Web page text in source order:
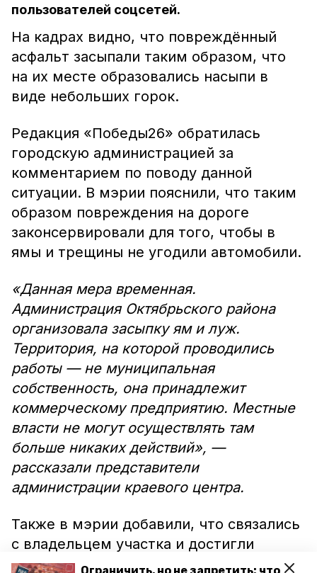
пользователей соцсетей.
На кадрах видно, что повреждённый
асфальт засыпали таким образом, что
на их месте образовались насыпи в
виде небольших горок.
Редакция «Победы26» обратилась
городскую администрацией за
комментарием по поводу данной
ситуации. В мэрии пояснили, что таким
образом повреждения на дороге
законсервировали для того, чтобы в
ямы и трещины не угодили автомобили.
«Данная мера временная.
Администрация Октябрьского района
организовала засыпку ям и луж.
Территория, на которой проводились
работы — не муниципальная
собственность, она принадлежит
коммерческому предприятию. Местные
власти не могут осуществлять там
больше никаких действий», —
рассказали представители
администрации краевого центра.
Также в мэрии добавили, что связались
с владельцем участка и достигли
договорённости о дальнейшем